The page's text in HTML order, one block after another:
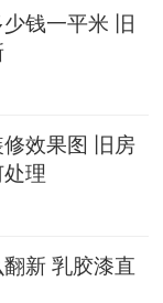
钱一平米 旧
效果图 旧房
理
新 乳胶漆直